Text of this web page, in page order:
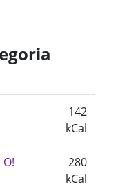
142
kCal
280
kCal